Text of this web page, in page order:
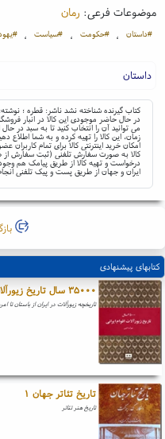
موضوعات فرعی: رمان
#داستان ، #حکومت ، #سیاست ،
داستان
کتاب گیرنده شناخته نشد ناشر: قطره ؛
در حال حاضر موجودی این کالا در انبار
می توانید آن را انتخاب کنید تا به سبد در
زمان، این کالا را تهیه کرده و به شما اطلاع
امکان خرید اینترنتی کالا برای تمام
کالا به صورت سفارش تلفنی (ثبت سفارش از
درخواست و تهیه کالا از طریق پیامک هم
ایران و جهان از طریق پست و پیک تلفنی
کتابهای پیشنهادی
۳۵۰۰۰ سال تاریخ زیورآلات اقوام ایرانی
تاریخچه زیورآلات در ایران از باستان تا
تاریخ تئاتر جهان ۱
تاریخ هنر تئاتر